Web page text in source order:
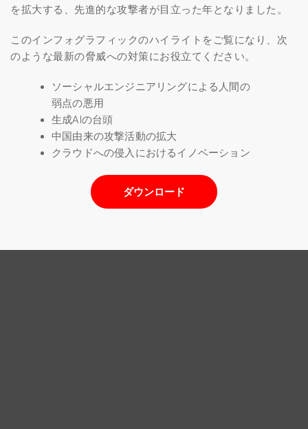
を拡大する、先進的な攻撃者が目立った年となりました。
このインフォグラフィックのハイライトをご覧になり、次
のような最新の脅威への対策にお役立てください。
ソーシャルエンジニアリングによる人間の
弱点の悪用
生成AIの台頭
中国由来の攻撃活動の拡大
クラウドへの侵入におけるイノベーション
ダウンロード